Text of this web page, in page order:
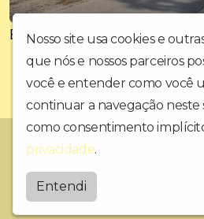
EGR alerta motoristas
Nosso site usa cookies e
que nós e nossos parceiros
você e entender como você
continuar a navegação neste
como consentimento
privacidade.
Entendi
A RÁDIO PRINCESA DO